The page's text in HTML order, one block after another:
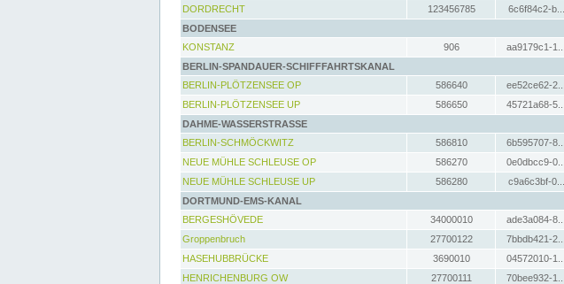
DORDRECHT
123456785 6c6f84c2-b...
BODENSEE
KONSTANZ
906 aa9179c1-1...
BERLIN-SPANDAUER-SCHIFFFAHRTSKANAL
BERLIN-PLÖTZENSEE OP
586640 ee52ce62-2...
BERLIN-PLÖTZENSEE UP
586650 45721a68-5...
DAHME-WASSERSTRASSE
BERLIN-SCHMÖCKWITZ
586810 6b595707-8...
NEUE MÜHLE SCHLEUSE OP
586270 0e0dbcc9-0...
NEUE MÜHLE SCHLEUSE UP
586280 c9a6c3bf-0...
DORTMUND-EMS-KANAL
BERGESHÖVEDE
34000010 ade3a084-8...
Groppenbruch
27700122 7bbdb421-2...
HASEHUBBRÜCKE
3690010 04572010-1...
HENRICHENBURG OW
27700111 70bee932-1...